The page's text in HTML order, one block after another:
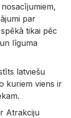
par
tikai pēc
līguma
latviešu
kuriem viens ir
Atrakciju